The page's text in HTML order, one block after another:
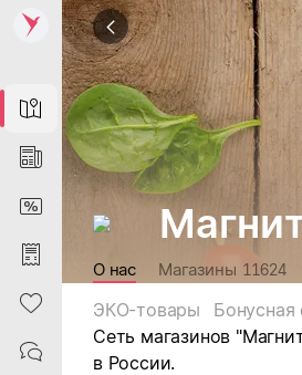
Map
News
DiscountCard
Purchases
Heart
Contacts
О нас Магазины 11624
ЭКО-товары Бонусная
Сеть магазинов
в России.